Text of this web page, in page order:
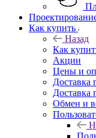
Как купить
Назад
Как
Акции
Цены и
Доставка
Доставка
Обмен и